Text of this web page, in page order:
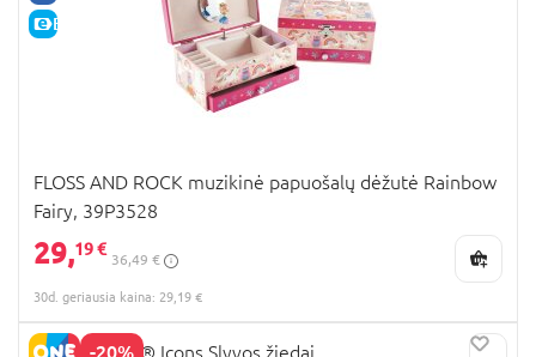
E-KAINA
FLOSS AND ROCK muzikinė papuošalų dėžutė Rainbow
Fairy, 39P3528
29,19 €
36,49 €
30d. geriausia kaina: 29,19 €
-20%
10369 LEGO® Icons Slyvos žiedai